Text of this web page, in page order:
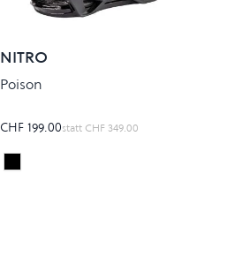
NITRO
Poison
CHF 199.00statt CHF 349.00
Colour
Ultra Black